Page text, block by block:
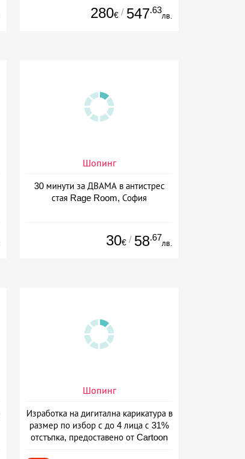
прозорци, почистване на офиси или
абонаментно почистване от MS
280€ / 547.63
лв.
Шопинг
30 минути за ДВАМА в антистрес
стая Rage Room, София
30€ / 58.67
лв.
Шопинг
Изработка на дигитална карикатура в
размер по избор с до 4 лица с 31%
отстъпка, предоставено от Cartoon